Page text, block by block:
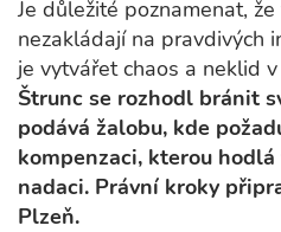
Je důležité poznamenat,
nezakládají na pravdivých
je vytvářet chaos a neklid
Štrunc se rozhodl bránit
podává žalobu, kde
kompenzaci, kterou
nadaci. Právní kroky
Plzeň.